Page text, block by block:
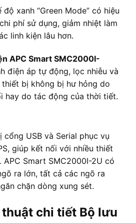
độ xanh “Green Mode” có hiệu
phí sử dụng, giảm nhiệt làm
linh kiện lâu hơn.
APC Smart SMC2000I-
điện áp tự động, lọc nhiễu và
bị không bị hư hỏng do
hay do tác động của thời tiết.
USB và Serial phục vụ
giúp kết nối với nhiều thiết
APC Smart SMC2000I-2U có
ra lớn, tất cả các ngõ ra
chặn dòng xung sét.
chi tiết Bộ lưu